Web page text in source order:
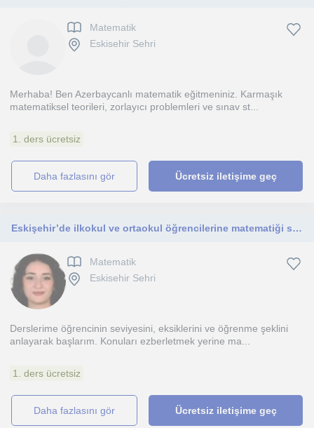
Matematik
Eskisehir Sehri
Merhaba! Ben Azerbaycanlı matematik eğitmeniniz. Karmaşık
matematiksel teorileri, zorlayıcı problemleri ve sınav st...
1. ders ücretsiz
daha fazlasını gör Ücretsiz iletişime geç
Eskişehir’de ilkokul ve ortaokul öğrencilerine matematiği sevdiren Endüstri Mühendisliği son sınıf öğrencisinden özel ders.
Matematik
Eskisehir Sehri
Derslerime öğrencinin seviyesini, eksiklerini ve öğrenme şeklini
anlayarak başlarım. Konuları ezberletmek yerine ma...
1. ders ücretsiz
daha fazlasını gör Ücretsiz iletişime geç